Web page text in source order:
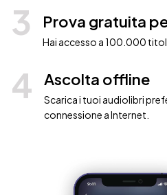
3 Prova gratuita
Hai accesso a 100.000
4 Ascolta offline
Scarica i tuoi audiolibri
connessione a Internet.